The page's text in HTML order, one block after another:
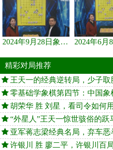
2024年9月28日象棋世界栏目，刘君、蒋川讲解了第九届杨官璘杯象棋...
精彩对局推荐
王天一的经典逆转局，少子取
零基础学象棋第四节：中国象
胡荣华 胜 刘星，看司令如何
“外星人”王天一惊世骇俗的跃
亚军蒋志梁经典名局，弃车恶
许银川 胜 廖二平，许银川百